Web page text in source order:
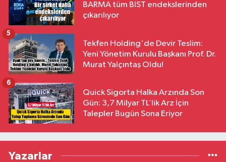
BARMA tüm BIST endekslerinden
çıkarılıyor
Tekfen Holding'de Devir Teslim:
Yeni Yönetim Kurulu Başkanı Prof. Dr.
Murat Yalçıntaş Oldu!
5
Quick Sigorta Halka Arzında Son
Gün: 3,7 Milyar TL’lik Arz İçin
Talepler Bugün Sona Eriyor
6
Yazarlar